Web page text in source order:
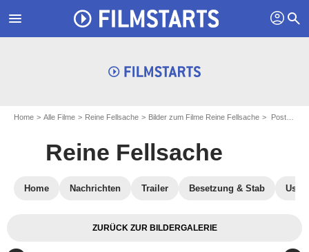
menu profil search
Home Alle Filme Reine Fellsache Bilder zum Filme Reine Fellsache Poster zum Film Reine Fellsache - Bild 2
Reine Fellsache
Home Nachrichten Trailer Besetzung & Stab
ZURÜCK ZUR BILDERGALERIE